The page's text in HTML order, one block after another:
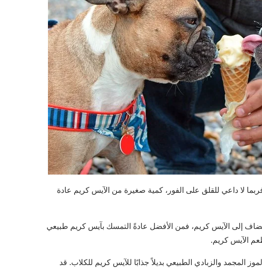
لا داعي للقلق على الفور، كمية صغيرة من الآيس كريم عادة
تضاف إلى الآيس كريم، فمن الأفضل عادةً التمسك بآيس كريم طبيعي
الآيس كريم.
والزبادي الطبيعي بديلاً جذابًا للآيس كريم للكلاب. قد